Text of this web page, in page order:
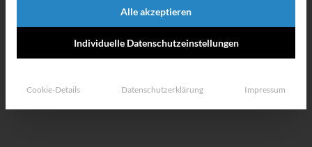
Alle akzeptieren
Individuelle Datenschutzeinstellungen
Cookie-Details Datenschutzerklärung Impressum